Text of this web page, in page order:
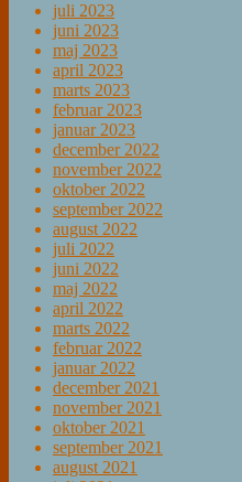
juli 2023
juni 2023
maj 2023
april 2023
marts 2023
februar 2023
januar 2023
december 2022
november 2022
oktober 2022
september 2022
august 2022
juli 2022
juni 2022
maj 2022
april 2022
marts 2022
februar 2022
januar 2022
december 2021
november 2021
oktober 2021
september 2021
august 2021